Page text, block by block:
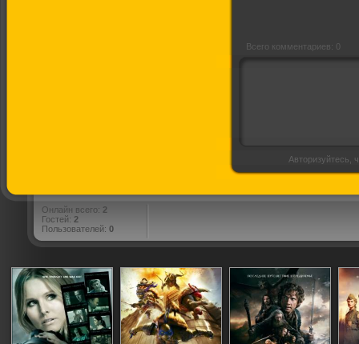
Всего комментариев: 0
Авторизуйтесь,
Онлайн всего: 2
Гостей: 2
Пользователей: 0